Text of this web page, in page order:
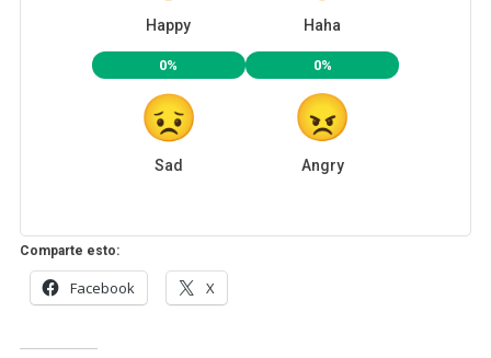
Happy Haha
0%
Sad
0%
Angry
Comparte esto:
Facebook X